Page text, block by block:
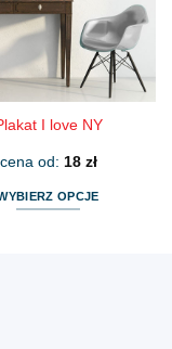
wybrać
na
stronie
produktu
I love NY
cena od: 18 zł
OPCJE